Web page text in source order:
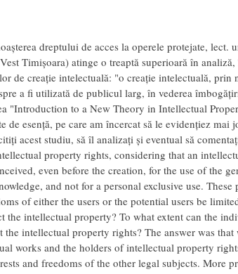
dreptului de acces la operele protejate, lect.
Timișoara) atinge o treaptă superioară în
de creație intelectuală: "o creație intelectuală, prin
a fi utilizată de publicul larg, în vederea
"Introduction to a New Theory in Intellectual
esență, pe care am încercat să le evidențiez mai
acest studiu, să îl analizați și eventual să
property rights, considering that an
even before the creation, for the use of the
and not for a personal exclusive use. These
of either the users or the potential users be
the intellectual property? To what extent can the
intellectual property rights? The answer was
works and the holders of intellectual property
and freedoms of the other legal subjects. More